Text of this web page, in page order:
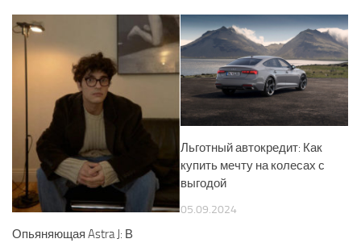
Опьяняющая Astra J: В
Льготный автокредит: Как
купить мечту на колесах с
выгодой
05.09.2024